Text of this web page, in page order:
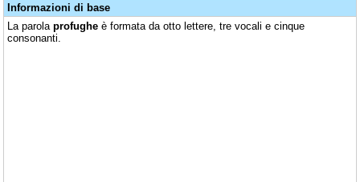
Informazioni di base
La parola profughe è formata da otto lettere, tre vocali e cinque
consonanti.